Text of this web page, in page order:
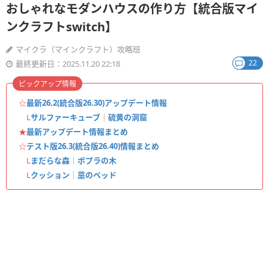
おしゃれなモダンハウスの作り方【統合版マイ
ンクラフトswitch】
マイクラ（マインクラフト）攻略班
最終更新日：2025.11.20 22:18
22
☆最新26.2(統合版26.30)アップデート情報
Lサルファーキューブ ｜ 硫黄の洞窟
★最新アップデート情報まとめ
☆テスト版26.3(統合版26.40)情報まとめ
Lまだらな森 ｜ ポプラの木
Lクッション ｜ 藁のベッド
ピックアップ情報